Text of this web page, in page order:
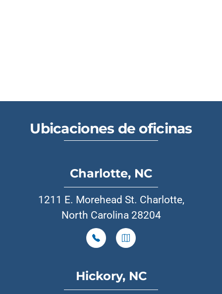
Ubicaciones de oficinas
Charlotte, NC
1211 E. Morehead St. Charlotte,
North Carolina 28204
Hickory, NC